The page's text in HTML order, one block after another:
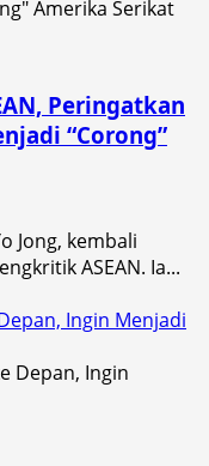
Peringatkan
“Corong”
Jong, kembali
ASEAN. Ia...
Ingin Menjadi